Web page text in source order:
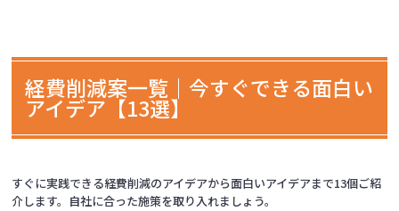
経費削減案一覧｜今すぐできる面白い
アイデア【13選】
すぐに実践できる経費削減のアイデアから面白いアイデアまで13個ご紹
介します。自社に合った施策を取り入れましょう。